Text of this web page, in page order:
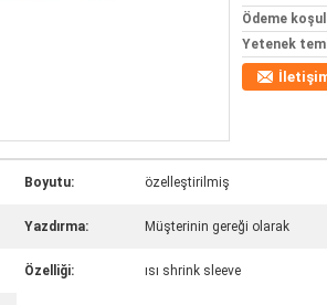
Ödeme
Yetenek
Boyutu: özelleştirilmiş
Yazdırma: Müşterinin gereği olarak
Özelliği: ısı shrink sleeve